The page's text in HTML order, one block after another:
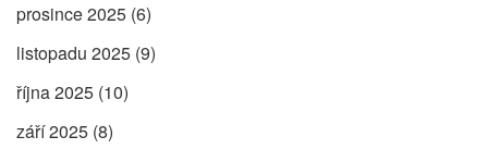
prosince 2025 (6)
listopadu 2025 (9)
října 2025 (10)
září 2025 (8)